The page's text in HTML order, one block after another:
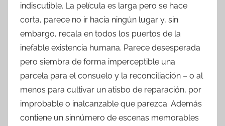
indiscutible. La película es larga pero se hace
corta, parece no ir hacia ningún lugar y, sin
embargo, recala en todos los puertos de la
inefable existencia humana. Parece desesperada
pero siembra de forma imperceptible una
parcela para el consuelo y la reconciliación – o al
menos para cultivar un atisbo de reparación, por
improbable o inalcanzable que parezca. Además
contiene un sinnúmero de escenas memorables